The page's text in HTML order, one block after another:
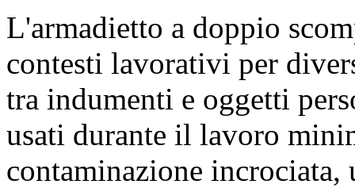
L'armadietto a doppio
contesti lavorativi per
tra indumenti e oggetti
usati durante il lavoro
contaminazione incrociata,